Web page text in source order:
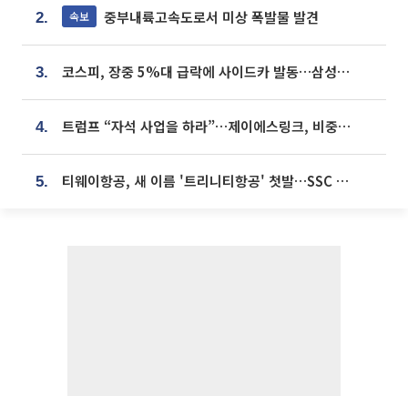
2. 속보 중부내륙고속도로서 미상 폭발물 발견
3. 코스피, 장중 5%대 급락에 사이드카 발동…삼성·SK 동반 폭락
4. 트럼프 “자석 사업을 하라”…제이에스링크, 비중국 영구자석 공급망 구축 속도
5. 티웨이항공, 새 이름 '트리니티항공' 첫발…SSC 전략 본격화